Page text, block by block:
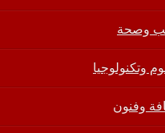
وصحة
وتكنولوجيا
وفنون